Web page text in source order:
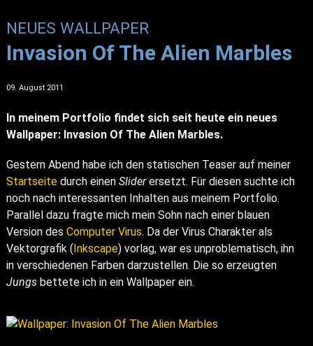
NEUES WALLPAPER
Invasion Of The Alien Marbles
09. August 2011
In meinem Portfolio findet sich seit heute ein neues
Wallpaper: Invasion Of The Alien Marbles.
Gestern Abend habe ich den statischen Teaser auf meiner
Startseitedurch einen Sliderersetzt. Für diesen suchte ich
noch nach interessanten Inhalten aus meinem Portfolio.
Parallel dazu fragte mich mein Sohn nach einer blauen
Version des Computer Virus. Da der Virus Charakter als
Vektorgrafik ( Inkscape) vorlag, war es unproblematisch, ihn
in verschiedenen Farben darzustellen. Die so erzeugten
Jungsbettete ich in ein Wallpaper ein.